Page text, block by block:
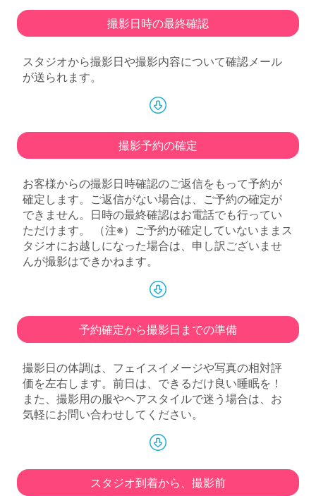
撮影日時の最終確認
スタジオから撮影日や撮影内容について確認メール
が送られます。
撮影予約の確定
お客様からの撮影日時確認のご返信をもって予約が
確定します。ご返信がない場合は、ご予約の確定が
できません。日時の最終確認はお電話でも行ってい
ただけます。 （注※）ご予約が確定していないままス
タジオにお越しになった場合は、申し訳ございませ
んが撮影はできかねます。
予約確定から撮影日までの準備
撮影日の体調は、フェイスイメージや写真の相対評
価を左右します。前日は、できるだけ良い睡眠を！
また、撮影用の服やヘアスタイルで迷う場合は、お
気軽にお問い合わせしてください。
スタジオ到着から、撮影前